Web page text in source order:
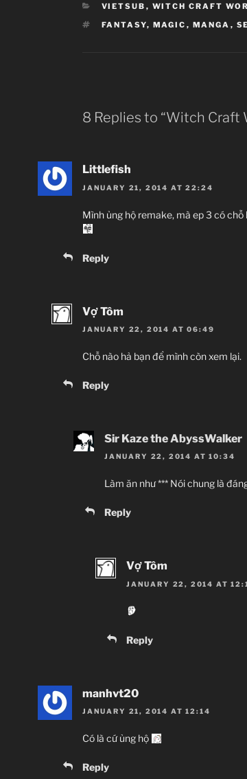
CATEGORIES
VIETSUB , WITCH CRAFT
TAGS
FANTASY, MAGIC , MANGA ,
8 Replies to “Witch Craft
Littlefish
JANUARY 21, 2014 AT 22:24
Mình ủng hộ remake, mà ep 3 có
Reply
Vợ Tôm
JANUARY 22, 2014 AT 06:49
Chỗ nào hả bạn để mình còn xem lại.
Reply
Sir Kaze the AbyssWalker
JANUARY 22, 2014 AT 10:34
Làm ăn như *** Nói chung là
Reply
Vợ Tôm
JANUARY 22, 2014 AT
Reply
manhvt20
JANUARY 21, 2014 AT 12:14
Có là cứ ủng hộ
Reply